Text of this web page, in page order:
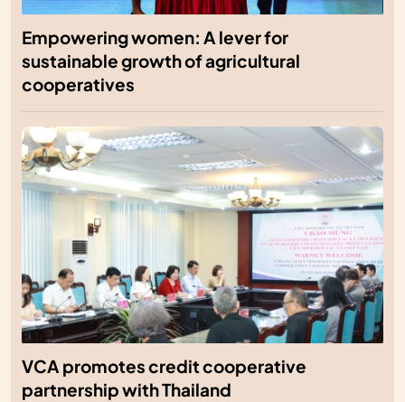
Empowering women: A lever for
sustainable growth of agricultural
cooperatives
VCA promotes credit cooperative
partnership with Thailand